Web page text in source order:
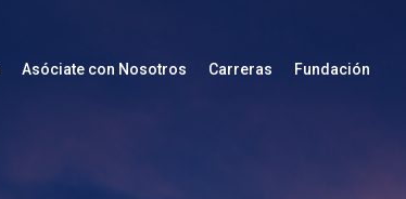
Asóciate con Nosotros Carreras Fundación